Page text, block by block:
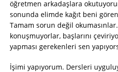
öğretmen arkadaşlara
sonunda elimde kağıt beni
Tamam sorun değil
konuşmuyorlar, başlarını
yapması gerekenleri sen
İşimi yapıyorum. Dersleri